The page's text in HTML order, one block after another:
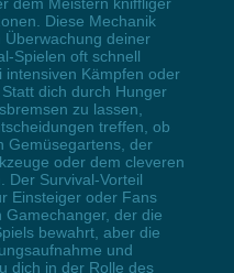
dem Meistern kniffliger
Diese Mechanik
deiner
Spielen oft schnell
Kämpfen oder
dich durch Hunger
zu lassen,
treffen, ob
Gemüsegartens, der
oder dem cleveren
Der Survival-Vorteil
Einsteiger oder Fans
der die
bewahrt, aber die
und
dich in der Rolle des